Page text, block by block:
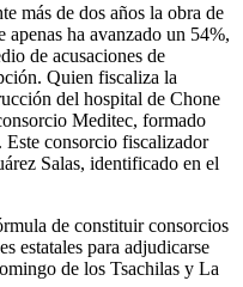
más de dos años la obra de
apenas ha avanzado un 54%,
de acusaciones de
Quien fiscaliza la
del hospital de Chone
Meditec, formado
consorcio fiscalizador
Salas, identificado en el
de constituir consorcios
estatales para adjudicarse
de los Tsachilas y La